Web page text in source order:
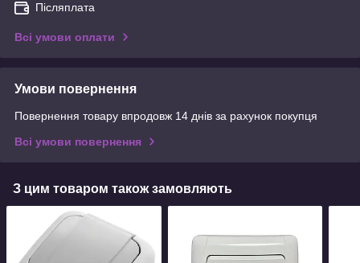
Післяплата
Всі умови оплати
Умови повернення
Повернення товару впродовж 14 днів за рахунок покупця
Всі умови повернення
З цим товаром також замовляють